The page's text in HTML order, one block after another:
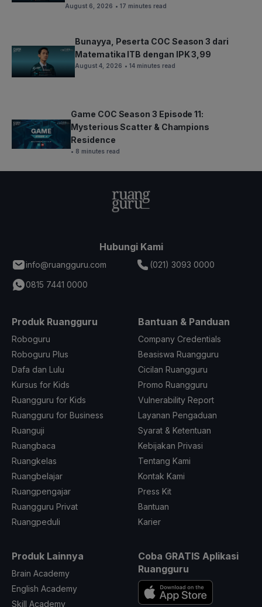
August 6, 2026 • 17 minutes read
Bunayya, Peserta COC Season 3 dari
Matematika ITB dengan IPK 3,99
August 4, 2026 • 14 minutes read
Game COC Season 3 Episode 11:
Mysterious Scatter & Champions
Residence
• 8 minutes read
Hubungi Kami
info@ruangguru.com
(021) 3093 0000
0815 7441 0000
Produk Ruangguru
Roboguru
Roboguru Plus
Dafa dan Lulu
Kursus for Kids
Ruangguru for Kids
Ruangguru for Business
Ruanguji
Ruangbaca
Ruangkelas
Ruangbelajar
Ruangpengajar
Ruangguru Privat
Ruangpeduli
Bantuan & Panduan
Company Credentials
Beasiswa Ruangguru
Cicilan Ruangguru
Promo Ruangguru
Vulnerability Report
Layanan Pengaduan
Syarat & Ketentuan
Kebijakan Privasi
Tentang Kami
Kontak Kami
Press Kit
Bantuan
Karier
Produk Lainnya
Brain Academy
English Academy
Skill Academy
Coba GRATIS Aplikasi
Ruangguru